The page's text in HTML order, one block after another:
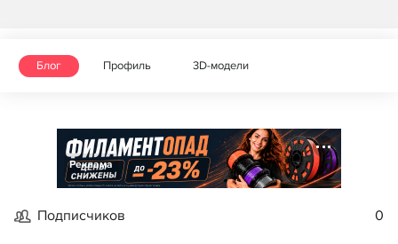
Блог Профиль 3D-модели
Реклама
Подписчиков 0